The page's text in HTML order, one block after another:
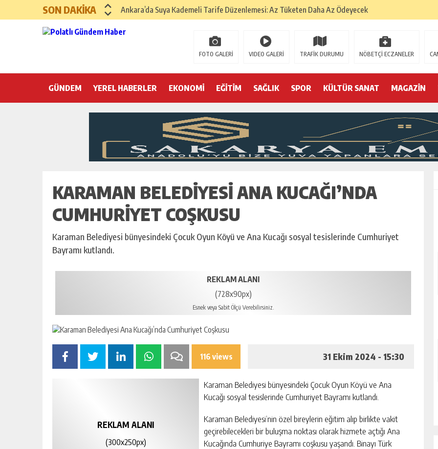
SON DAKİKA
Ankara’da Suya Kademeli Tarife Düzenlemesi: Az Tüketen Daha Az Ödeyecek
Yılın Gastronomi İlçesi Haymana
Polatlı Sakarya Köyü’nde Kırım Tatarlarının Tepreş Coşkusu
Hayri Kozanoğlu… Erdoğan’ın 3 devri
Saray makyaj tutmaz
Seçmeli demokrasi: Kimine şeker, kimine zehir
FOTO GALERİ VIDEO GALERİ TRAFİK DURUMU NÖBETÇİ ECZANELER
GÜNDEM YEREL HABERLER EKONOMİ EĞİTİM SAĞLIK SPOR KÜLTÜR SANAT MAGAZİN
KARAMAN BELEDIYESI ANA KUCAĞI’NDA
CUMHURIYET COŞKUSU
Karaman Belediyesi bünyesindeki Çocuk Oyun Köyü ve Ana Kucağı sosyal tesislerinde Cumhuriyet
Bayramı kutlandı.
REKLAM ALANI
(728x90px)
Esnek veya Sabit Ölçü Verebilirsiniz.
116 views 31 Ekim 2024 - 15:30
REKLAM ALANI
(300x250px)
Karaman Belediyesi bünyesindeki Çocuk Oyun Köyü ve Ana
Kucağı sosyal tesislerinde Cumhuriyet Bayramı kutlandı.
Karaman Belediyesi’nin özel bireylerin eğitim alıp birlikte vakit
geçirebilecekleri bir buluşma noktası olarak hizmete açtığı Ana
Kucağında Cumhuriye Bayramı coşkusu yaşandı. Binayı Türk